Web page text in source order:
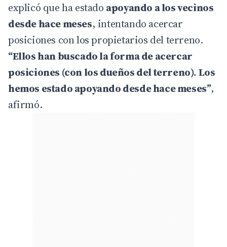
explicó que ha estado apoyando a los vecinos
desde hace meses, intentando acercar
posiciones con los propietarios del terreno.
“Ellos han buscado la forma de acercar
posiciones (con los dueños del terreno). Los
hemos estado apoyando desde hace meses”,
afirmó.